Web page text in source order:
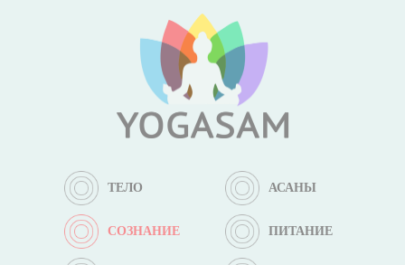
ТЕЛО АСАНЫ
СОЗНАНИЕ ПИТАНИЕ